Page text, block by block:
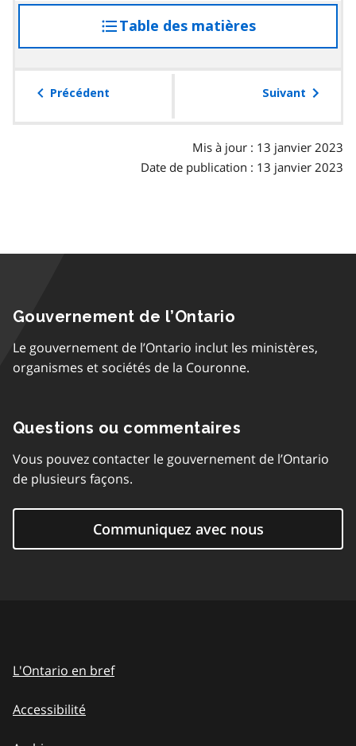
Table des matières
à
table
Précédent Suivant
Mis à jour : 13 janvier 2023
Date de publication : 13 janvier 2023
Gouvernement de l’Ontario
Le gouvernement de l’Ontario inclut les ministères,
organismes et sociétés de la Couronne.
Questions ou commentaires
Vous pouvez contacter le gouvernement de l’Ontario
de plusieurs façons.
Communiquez avec nous
L'Ontario en bref
Accessibilité